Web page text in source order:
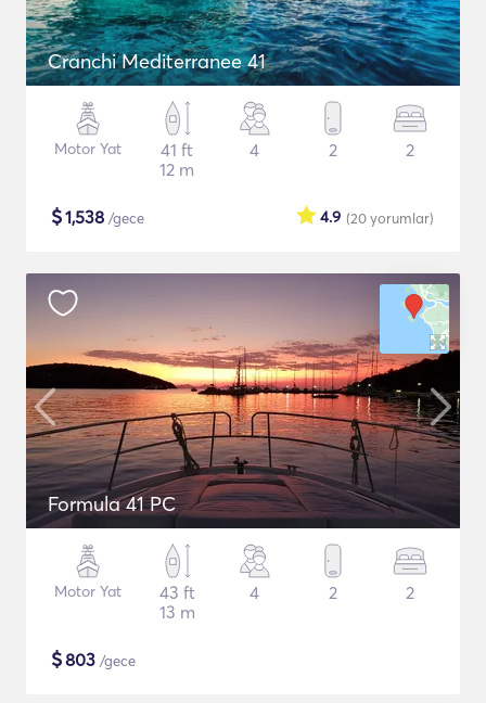
Cranchi Mediterranee 41
Motor Yat
41 ft
12 m
4 2 2
$1,538 /gece (20yorumlar)
4.9
Formula 41 PC
Motor Yat
43 ft
13 m
4 2 2
$803 /gece